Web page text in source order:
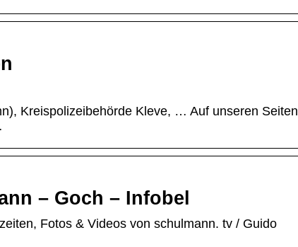
Kreispolizeibehörde Kleve, … Auf unseren Seiten
– Goch – Infobel
Fotos & Videos von schulmann. tv / Guido